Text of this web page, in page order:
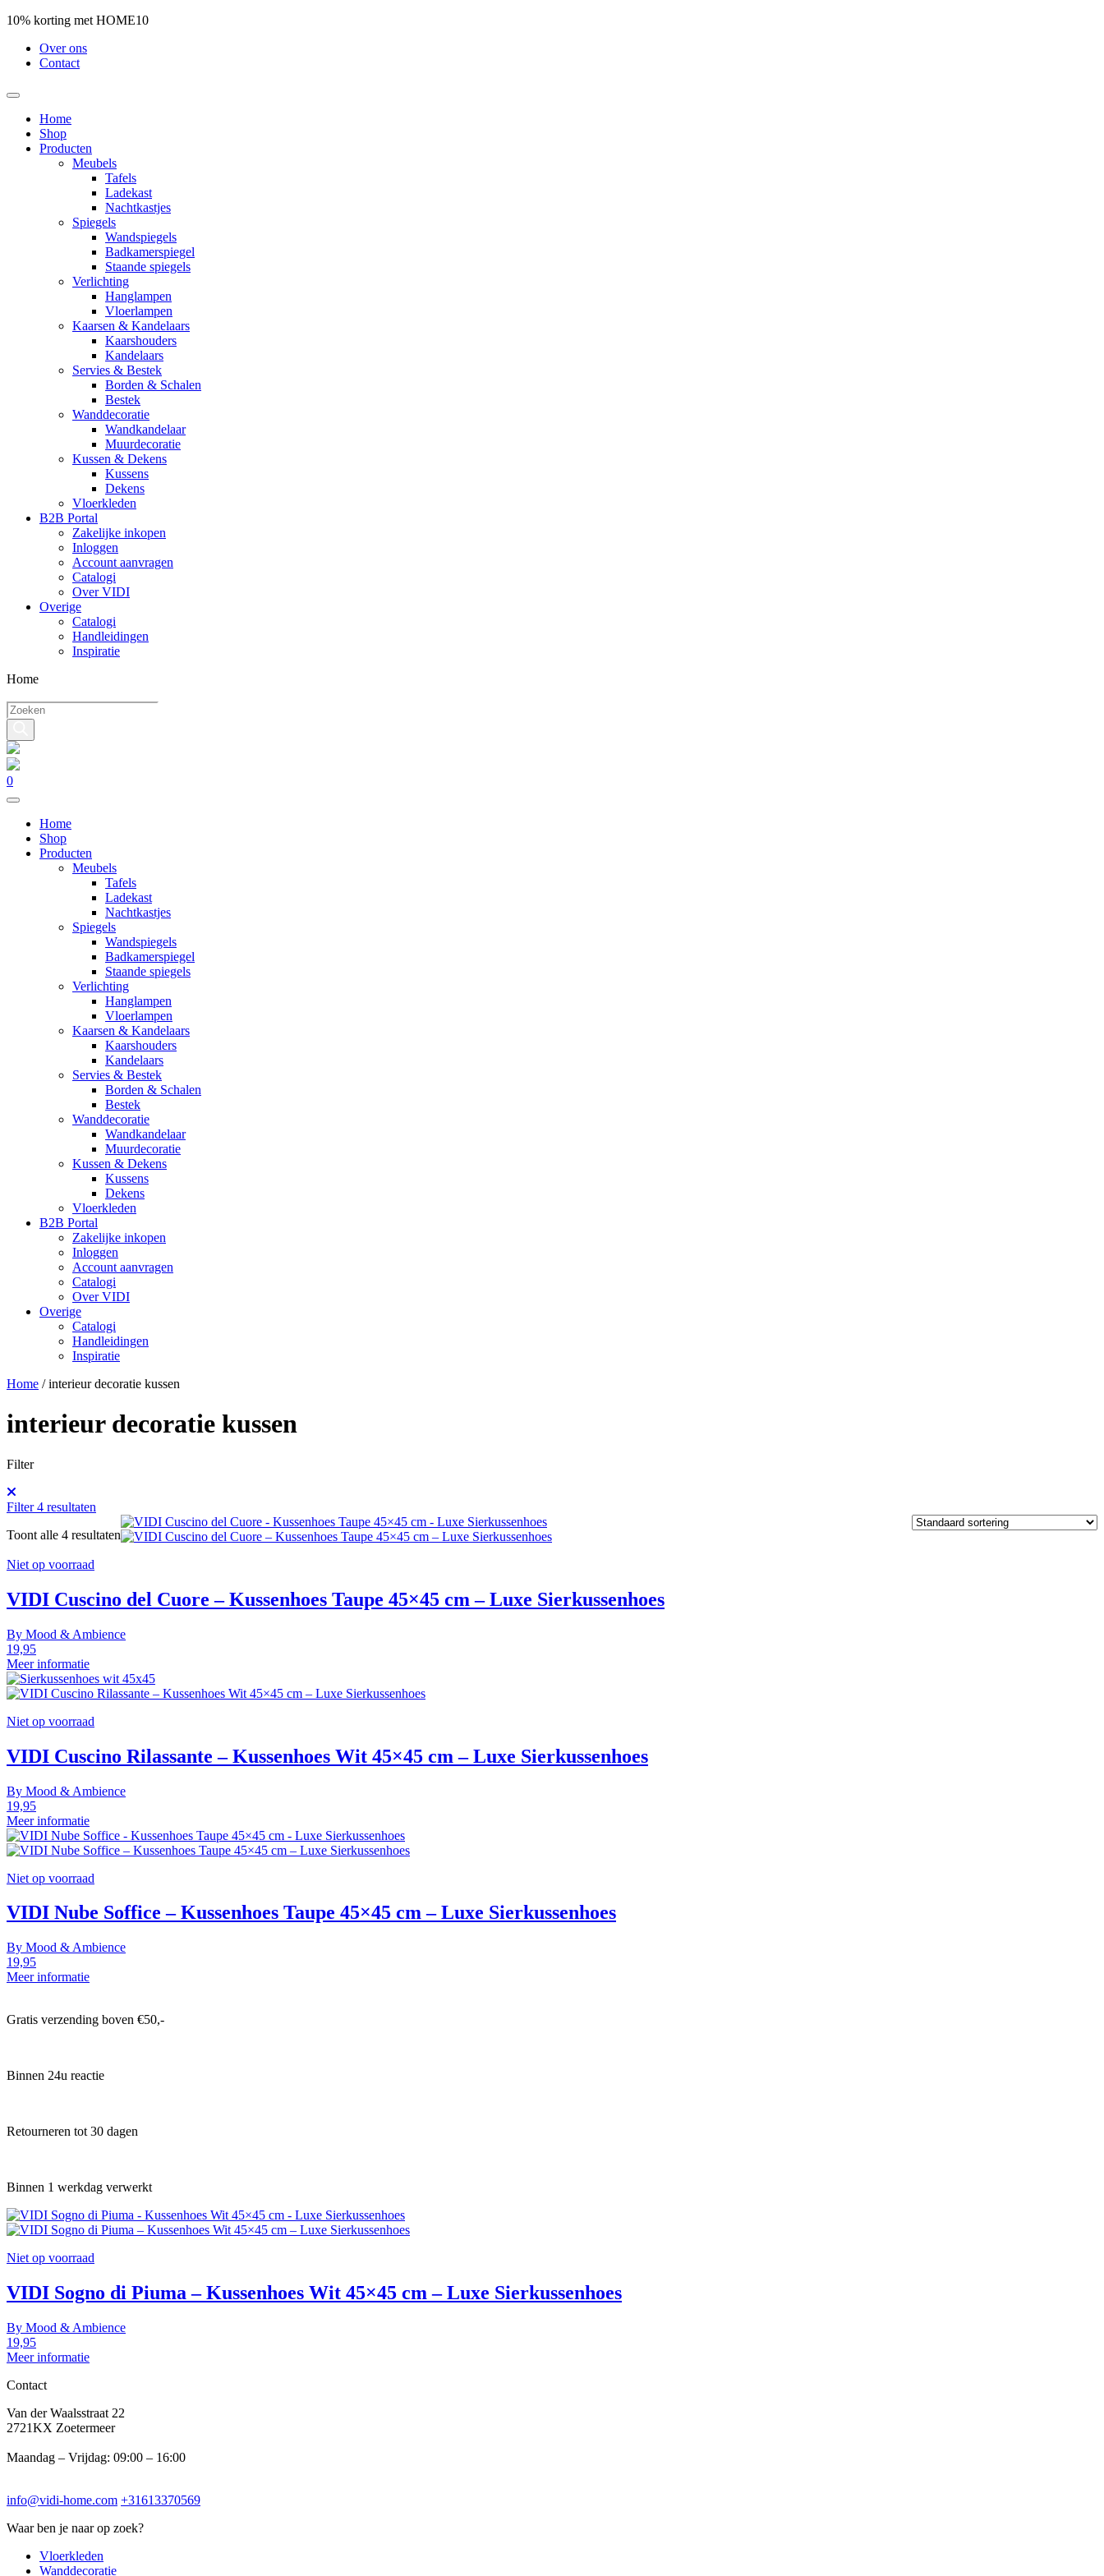
10% korting met HOME10
Over ons
Contact
Home
Shop
Producten
Meubels
Tafels
Ladekast
Nachtkastjes
Spiegels
Wandspiegels
Badkamerspiegel
Staande spiegels
Verlichting
Hanglampen
Vloerlampen
Kaarsen & Kandelaars
Kaarshouders
Kandelaars
Servies & Bestek
Borden & Schalen
Bestek
Wanddecoratie
Wandkandelaar
Muurdecoratie
Kussen & Dekens
Kussens
Dekens
Vloerkleden
B2B Portal
Zakelijke inkopen
Inloggen
Account aanvragen
Catalogi
Over VIDI
Overige
Catalogi
Handleidingen
Inspiratie
Home
Producten
zoeken
0
Home
Shop
Producten
Meubels
Tafels
Ladekast
Nachtkastjes
Spiegels
Wandspiegels
Badkamerspiegel
Staande spiegels
Verlichting
Hanglampen
Vloerlampen
Kaarsen & Kandelaars
Kaarshouders
Kandelaars
Servies & Bestek
Borden & Schalen
Bestek
Wanddecoratie
Wandkandelaar
Muurdecoratie
Kussen & Dekens
Kussens
Dekens
Vloerkleden
B2B Portal
Zakelijke inkopen
Inloggen
Account aanvragen
Catalogi
Over VIDI
Overige
Catalogi
Handleidingen
Inspiratie
Home /interieur decoratie kussen
interieur decoratie kussen
Filter
Filter4 resultaten
Toont alle 4 resultaten
Niet op voorraad
VIDI Cuscino del Cuore – Kussenhoes Taupe 45×45 cm – Luxe Sierkussenhoes
By Mood & Ambience
19,95
Meer informatie
Niet op voorraad
VIDI Cuscino Rilassante – Kussenhoes Wit 45×45 cm – Luxe Sierkussenhoes
By Mood & Ambience
19,95
Meer informatie
Niet op voorraad
VIDI Nube Soffice – Kussenhoes Taupe 45×45 cm – Luxe Sierkussenhoes
By Mood & Ambience
19,95
Meer informatie
Gratis verzending boven €50,-
Binnen 24u reactie
Retourneren tot 30 dagen
Binnen 1 werkdag verwerkt
Niet op voorraad
VIDI Sogno di Piuma – Kussenhoes Wit 45×45 cm – Luxe Sierkussenhoes
By Mood & Ambience
19,95
Meer informatie
Contact
Van der Waalsstraat 22
2721KX Zoetermeer
Maandag – Vrijdag: 09:00 – 16:00
info@vidi-home.com +31613370569
Waar ben je naar op zoek?
Vloerkleden
Wanddecoratie